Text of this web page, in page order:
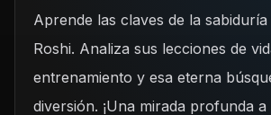
Aprende las claves de la
Roshi. Analiza sus lecciones de
entrenamiento y esa eterna
diversión. ¡Una mirada profunda